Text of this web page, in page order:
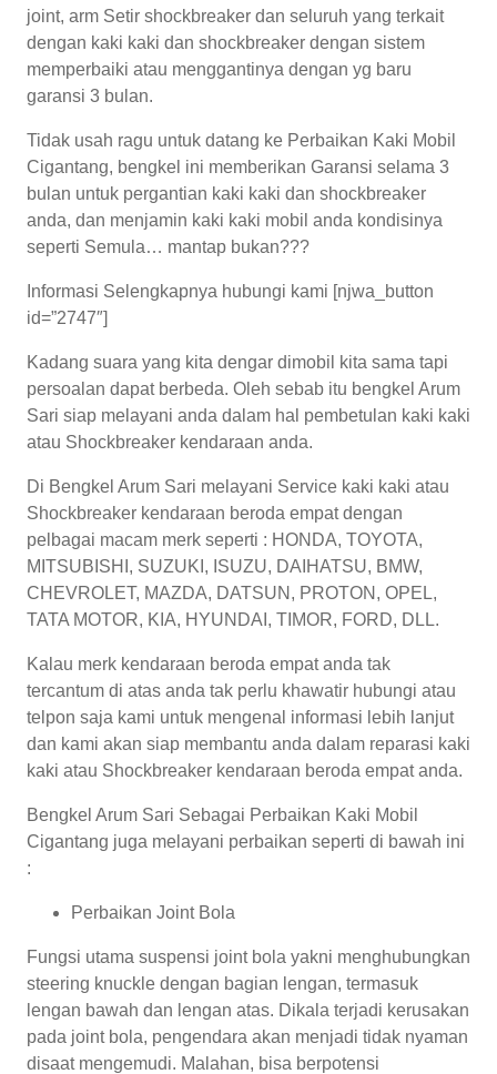
joint, arm Setir shockbreaker dan seluruh yang terkait
dengan kaki kaki dan shockbreaker dengan sistem
memperbaiki atau menggantinya dengan yg baru
garansi 3 bulan.
Tidak usah ragu untuk datang ke Perbaikan Kaki Mobil
Cigantang, bengkel ini memberikan Garansi selama 3
bulan untuk pergantian kaki kaki dan shockbreaker
anda, dan menjamin kaki kaki mobil anda kondisinya
seperti Semula… mantap bukan???
Informasi Selengkapnya hubungi kami [njwa_button
id=”2747″]
Kadang suara yang kita dengar dimobil kita sama tapi
persoalan dapat berbeda. Oleh sebab itu bengkel Arum
Sari siap melayani anda dalam hal pembetulan kaki kaki
atau Shockbreaker kendaraan anda.
Di Bengkel Arum Sari melayani Service kaki kaki atau
Shockbreaker kendaraan beroda empat dengan
pelbagai macam merk seperti : HONDA, TOYOTA,
MITSUBISHI, SUZUKI, ISUZU, DAIHATSU, BMW,
CHEVROLET, MAZDA, DATSUN, PROTON, OPEL,
TATA MOTOR, KIA, HYUNDAI, TIMOR, FORD, DLL.
Kalau merk kendaraan beroda empat anda tak
tercantum di atas anda tak perlu khawatir hubungi atau
telpon saja kami untuk mengenal informasi lebih lanjut
dan kami akan siap membantu anda dalam reparasi kaki
kaki atau Shockbreaker kendaraan beroda empat anda.
Bengkel Arum Sari Sebagai Perbaikan Kaki Mobil
Cigantang juga melayani perbaikan seperti di bawah ini
:
Perbaikan Joint Bola
Fungsi utama suspensi joint bola yakni menghubungkan
steering knuckle dengan bagian lengan, termasuk
lengan bawah dan lengan atas. Dikala terjadi kerusakan
pada joint bola, pengendara akan menjadi tidak nyaman
disaat mengemudi. Malahan, bisa berpotensi